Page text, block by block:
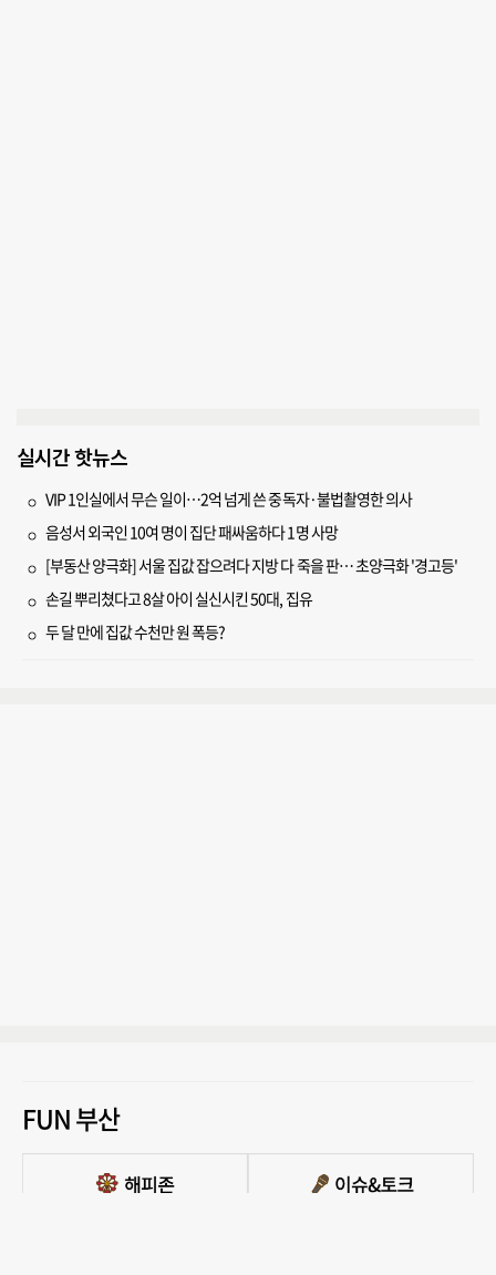
실시간 핫뉴스
VIP 1인실에서 무슨 일이…2억 넘게 쓴 중독자·불법촬영한 의사
음성서 외국인 10여 명이 집단 패싸움하다 1명 사망
[부동산 양극화] 서울 집값 잡으려다 지방 다 죽을 판… 초양극화 '경고등'
손길 뿌리쳤다고 8살 아이 실신시킨 50대, 집유
두 달 만에 집값 수천만 원 폭등?
FUN 부산